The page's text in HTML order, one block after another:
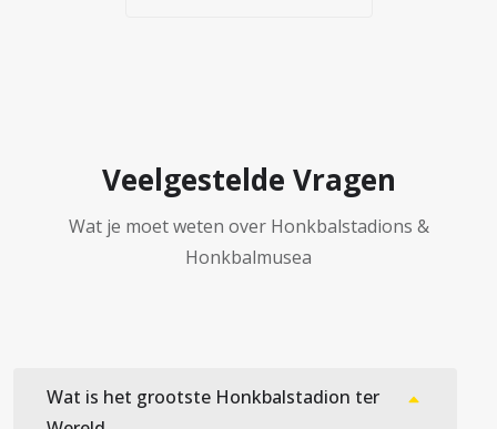
Veelgestelde Vragen
Wat je moet weten over Honkbalstadions &
Honkbalmusea
Wat is het grootste Honkbalstadion ter